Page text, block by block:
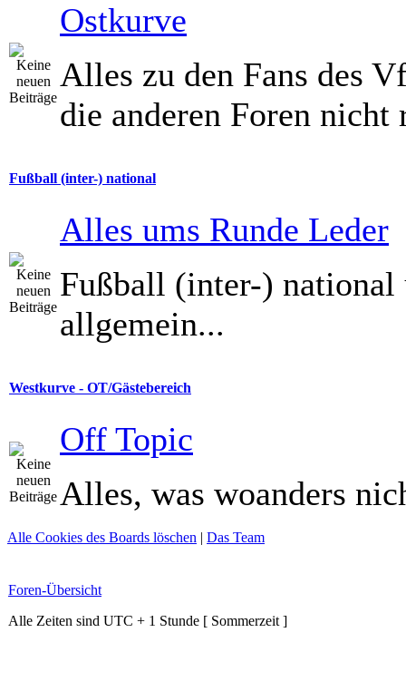
Ostkurve
Alles zu den Fans des
die anderen Foren nicht
Fußball (inter-) national
Alles ums Runde Leder
Fußball (inter-) national
allgemein...
Westkurve - OT/Gästebereich
Off Topic
Alles, was woanders
Alle Cookies des Boards löschen | Das Team
Foren-Übersicht
Alle Zeiten sind UTC + 1 Stunde [ Sommerzeit ]